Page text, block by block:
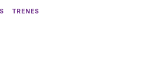
TRENES